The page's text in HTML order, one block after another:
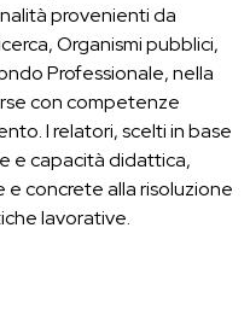
provenienti da
Organismi pubblici,
Professionale, nella
con competenze
I relatori, scelti in base
e capacità didattica,
concrete alla risoluzione
lavorative.